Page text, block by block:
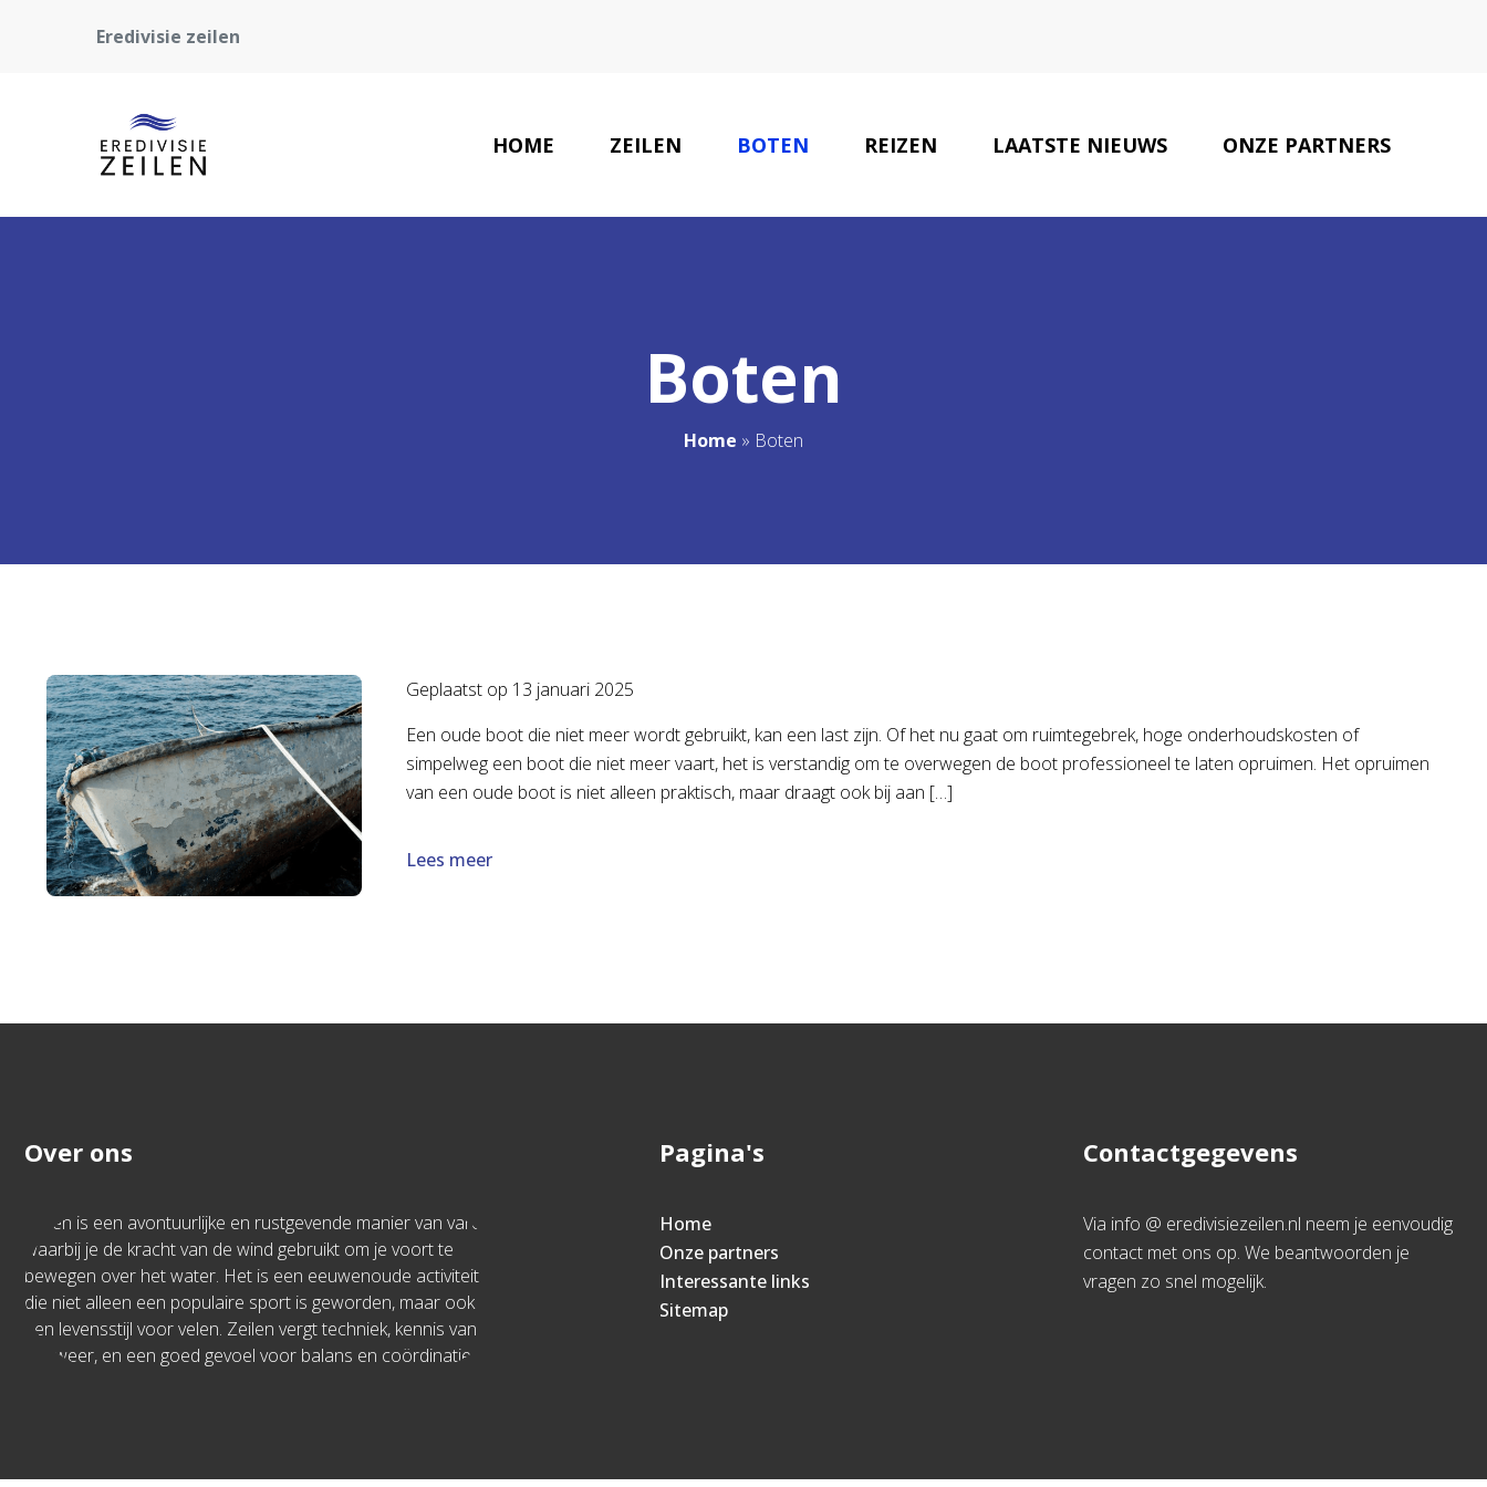
Eredivisie zeilen
HOME ZEILEN BOTEN REIZEN LAATSTE NIEUWS ONZE PARTNERS
Boten
Home » Boten
Geplaatst op 13 januari 2025
Een oude boot die niet meer wordt gebruikt, kan een last zijn. Of het nu gaat om ruimtegebrek, hoge onderhoudskosten of
simpelweg een boot die niet meer vaart, het is verstandig om te overwegen de boot professioneel te laten opruimen. Het opruimen
van een oude boot is niet alleen praktisch, maar draagt ook bij aan […]
Lees meer
Over ons
Zeilen is een avontuurlijke en rustgevende manier van varen
waarbij je de kracht van de wind gebruikt om je voort te
bewegen over het water. Het is een eeuwenoude activiteit
die niet alleen een populaire sport is geworden, maar ook
een levensstijl voor velen. Zeilen vergt techniek, kennis van
het weer, en een goed gevoel voor balans en coördinatie.
Pagina's
Home
Onze partners
Interessante links
Sitemap
Contactgegevens
Via info @ eredivisiezeilen.nl neem je eenvoudig
contact met ons op. We beantwoorden je
vragen zo snel mogelijk.